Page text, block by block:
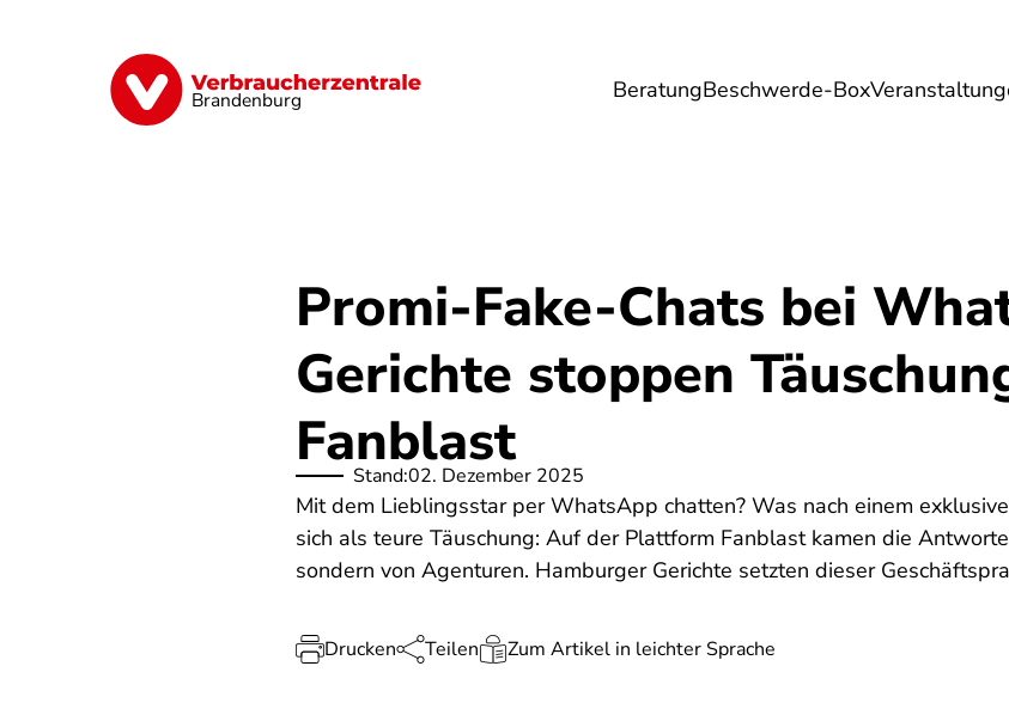
Brandenburg BeratungBeschwerde-Box
Finanzen Digitales Lebensmittel Umwelt Gesundheit Energie
Promi-Fake-Chats bei
Gerichte stoppen
Fanblast
Stand:02. Dezember 2025
Mit dem Lieblingsstar per WhatsApp chatten? Was nach einem
sich als teure Täuschung: Auf der Plattform Fanblast kamen die
sondern von Agenturen. Hamburger Gerichte setzten dieser
Drucken Teilen Zum Artikel in leichter Sprache